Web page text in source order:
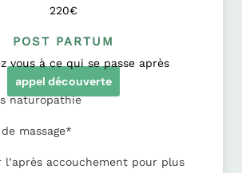
220€
POST PARTUM
vous à ce qui se passe après
appel découverte
naturopathie
massage*
l’après accouchement pour plus